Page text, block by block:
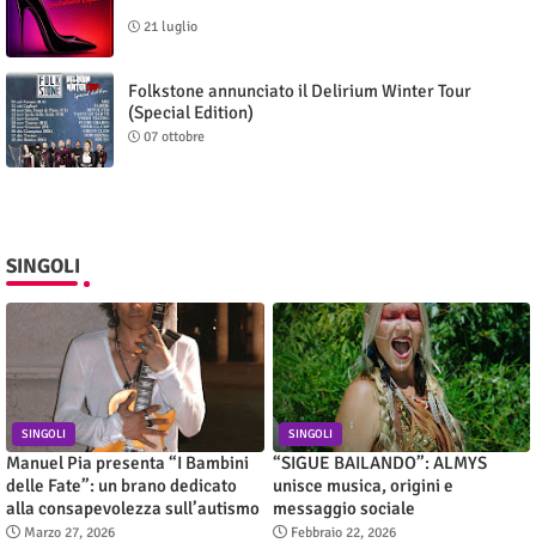
21 luglio
Folkstone annunciato il Delirium Winter Tour
(Special Edition)
07 ottobre
SINGOLI
SINGOLI
Manuel Pia presenta “I Bambini
delle Fate”: un brano dedicato
alla consapevolezza sull’autismo
Marzo 27, 2026
SINGOLI
“SIGUE BAILANDO”: ALMYS
unisce musica, origini e
messaggio sociale
Febbraio 22, 2026